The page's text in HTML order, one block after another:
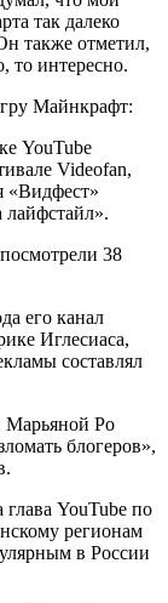
так далеко
также отметил,
то интересно.
Майнкрафт:
YouTube
Videofan,
«Видфест»
38
его канал
Иглесиаса,
составлял
Марьяной Ро
блогеров»,
YouTube по
регионам
в России